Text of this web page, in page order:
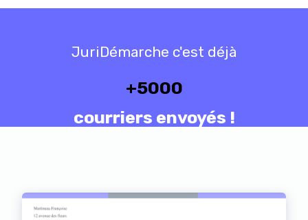
JuriDémarche c'est déjà
+5000
courriers envoyés !